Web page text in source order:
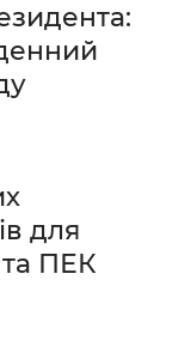
для
та ПЕК